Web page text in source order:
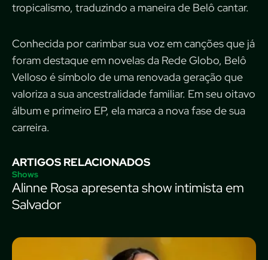
tropicalismo, traduzindo a maneira de Belô cantar.
Conhecida por carimbar sua voz em canções que já
foram destaque em novelas da Rede Globo, Belô
Velloso é símbolo de uma renovada geração que
valoriza a sua ancestralidade familiar. Em seu oitavo
álbum e primeiro EP, ela marca a nova fase de sua
carreira.
ARTIGOS RELACIONADOS
Shows
Alinne Rosa apresenta show intimista em
Salvador